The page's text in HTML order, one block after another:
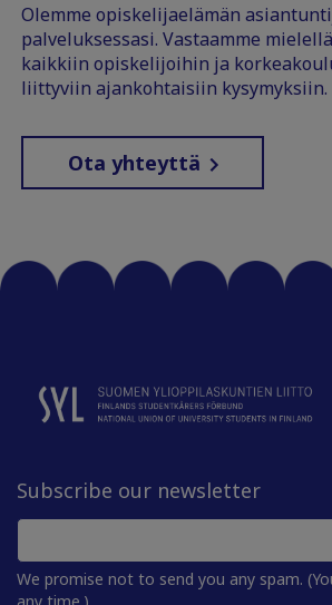
Olemme opiskelijaelämän
palveluksessasi. Vastaamme
kaikkiin opiskelijoihin ja
liittyviin ajankohtaisiin kysymyksiin.
Ota yhteyttä
Subscribe our newsletter
We promise not to send you any spam.